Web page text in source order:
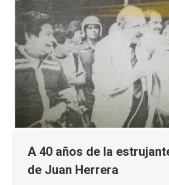
A 40 años de la
de Juan Herrera